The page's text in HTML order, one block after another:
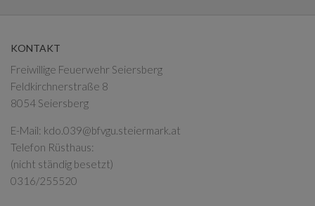
KONTAKT
Freiwillige Feuerwehr Seiersberg
Feldkirchnerstraße 8
8054 Seiersberg
E-Mail: kdo.039@bfvgu.steiermark.at
Telefon Rüsthaus:
(nicht ständig besetzt)
0316/255520